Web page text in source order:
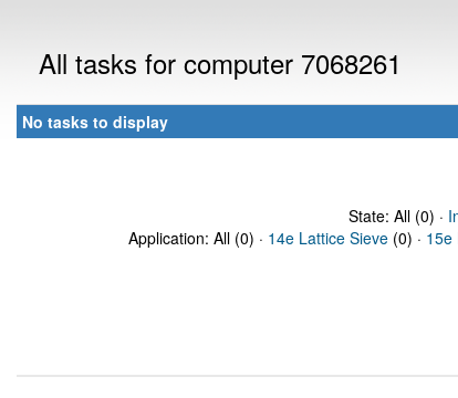
All tasks for computer 7068261
No tasks to display
State: All (0) ·
Application: All (0) · 14e Lattice Sieve (0) · 15e